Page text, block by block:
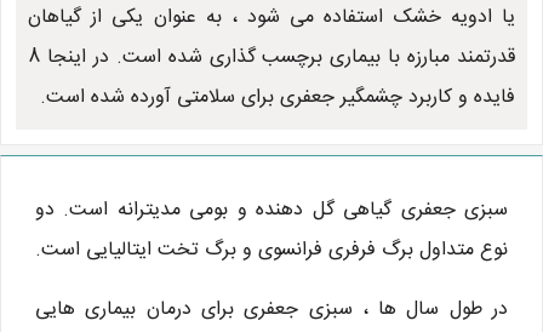
یا ادویه خشک استفاده می شود ، به عنوان یکی از گیاهان
قدرتمند مبارزه با بیماری برچسب گذاری شده است. در اینجا 8
فایده و کاربرد چشمگیر جعفری برای سلامتی آورده شده است.
سبزی جعفری گیاهی گل دهنده و بومی مدیترانه است. دو
نوع متداول برگ فرفری فرانسوی و برگ تخت ایتالیایی است.
در طول سال ها ، سبزی جعفری برای درمان بیماری هایی